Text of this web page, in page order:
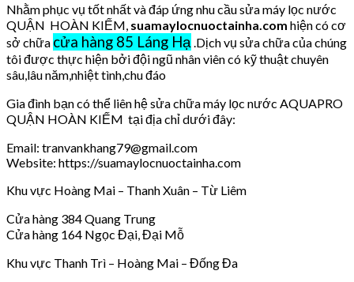
Nhằm phục vụ tốt nhất và đáp ứng nhu cầu sửa máy lọc nước
QUẬN HOÀN KIẾM, suamaylocnuoctainha.com hiện có cơ
sở chữa cửa hàng 85 Láng Hạ .Dịch vụ sửa chữa của chúng
tôi được thực hiện bởi đội ngũ nhân viên có kỹ thuật chuyên
sâu,lâu năm,nhiệt tình,chu đáo
Gia đình bạn có thể liên hệ sửa chữa máy lọc nước AQUAPRO
QUẬN HOÀN KIẾM tại địa chỉ dưới đây:
Email: tranvankhang79@gmail.com
Website: https://suamaylocnuoctainha.com
Khu vực Hoàng Mai – Thanh Xuân – Từ Liêm
Cửa hàng 384 Quang Trung
Cửa hàng 164 Ngọc Đại, Đại Mỗ
Khu vực Thanh Trì – Hoàng Mai – Đống Đa